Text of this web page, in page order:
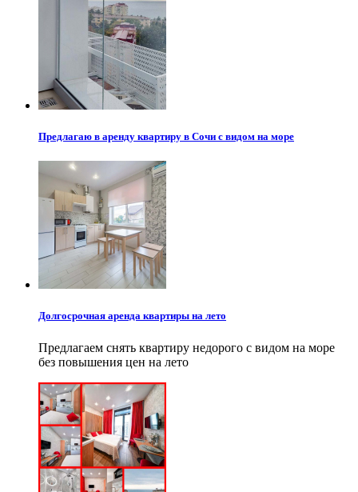
Предлагаю в аренду квартиру в Сочи с видом на море
Долгосрочная аренда квартиры на лето
Предлагаем снять квартиру недорого с видом на море
без повышения цен на лето